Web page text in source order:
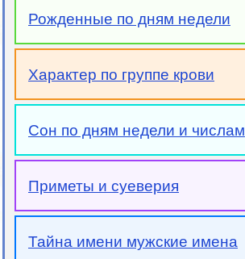
Рожденные по дням недели
Характер по группе крови
Сон по дням недели и числам
Приметы и суеверия
Тайна имени мужские имена